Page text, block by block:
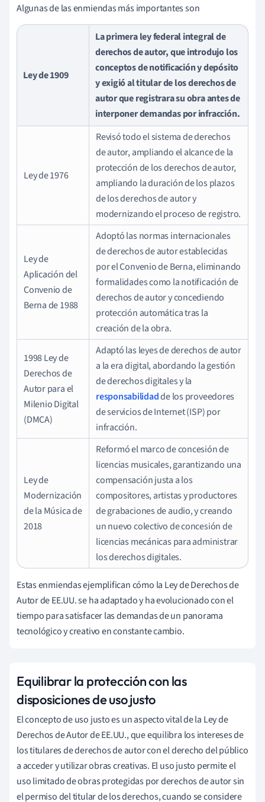
Algunas de las enmiendas más importantes son
Ley de 1909
La primera ley federal integral de
derechos de autor, que introdujo los
conceptos de notificación y depósito
y exigió al titular de los derechos de
autor que registrara su obra antes de
interponer demandas por infracción.
Ley de 1976
Revisó todo el sistema de derechos
de autor, ampliando el alcance de la
protección de los derechos de autor,
ampliando la duración de los plazos
de los derechos de autor y
modernizando el proceso de registro.
Ley de
Aplicación del
Convenio de
Berna de 1988
Adoptó las normas internacionales
de derechos de autor establecidas
por el Convenio de Berna, eliminando
formalidades como la notificación de
derechos de autor y concediendo
protección automática tras la
creación de la obra.
1998 Ley de
Derechos de
Autor para el
Milenio Digital
(DMCA)
Adaptó las leyes de derechos de autor
a la era digital, abordando la gestión
de derechos digitales y la
responsabilidadde los proveedores
de servicios de Internet (ISP) por
infracción.
Ley de
Modernización
de la Música de
2018
Reformó el marco de concesión de
licencias musicales, garantizando una
compensación justa a los
compositores, artistas y productores
de grabaciones de audio, y creando
un nuevo colectivo de concesión de
licencias mecánicas para administrar
los derechos digitales.
Estas enmiendas ejemplifican cómo la Ley de Derechos de
Autor de EE.UU. se ha adaptado y ha evolucionado con el
tiempo para satisfacer las demandas de un panorama
tecnológico y creativo en constante cambio.
Equilibrar la protección con las
disposiciones de uso justo
El concepto de uso justo es un aspecto vital de la Ley de
Derechos de Autor de EE.UU., que equilibra los intereses de
los titulares de derechos de autor con el derecho del público
a acceder y utilizar obras creativas. El uso justo permite el
uso limitado de obras protegidas por derechos de autor sin
el permiso del titular de los derechos, cuando se considere